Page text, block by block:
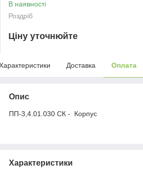
В наявності
Роздріб
Ціну уточнюйте
Доставка Оплата
Опис
ПП-3,4.01.030 СК - Корпус
Характеристики